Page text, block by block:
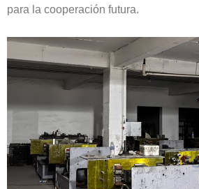
para la cooperación futura.